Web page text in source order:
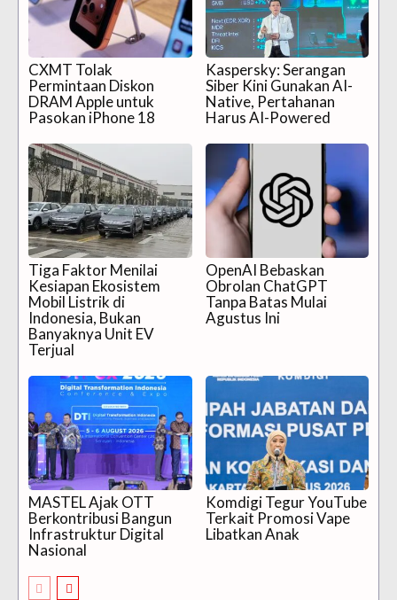
CXMT Tolak
Permintaan Diskon
DRAM Apple untuk
Pasokan iPhone 18
Kaspersky: Serangan
Siber Kini Gunakan AI-
Native, Pertahanan
Harus AI-Powered
Tiga Faktor Menilai
Kesiapan Ekosistem
Mobil Listrik di
Indonesia, Bukan
Banyaknya Unit EV
Terjual
OpenAI Bebaskan
Obrolan ChatGPT
Tanpa Batas Mulai
Agustus Ini
MASTEL Ajak OTT
Berkontribusi Bangun
Infrastruktur Digital
Nasional
Komdigi Tegur YouTube
Terkait Promosi Vape
Libatkan Anak